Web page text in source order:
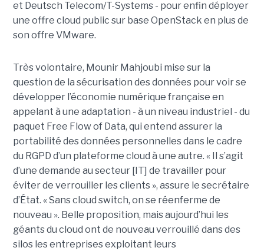
et Deutsch Telecom/T-Systems - pour enfin déployer
une offre cloud public sur base OpenStack en plus de
son offre VMware.
Très volontaire, Mounir Mahjoubi mise sur la
question de la sécurisation des données pour voir se
développer l’économie numérique française en
appelant à une adaptation - à un niveau industriel - du
paquet Free Flow of Data, qui entend assurer la
portabilité des données personnelles dans le cadre
du RGPD d’un plateforme cloud à une autre. « Il s’agit
d’une demande au secteur [IT] de travailler pour
éviter de verrouiller les clients », assure le secrétaire
d’État. « Sans cloud switch, on se réenferme de
nouveau ». Belle proposition, mais aujourd’hui les
géants du cloud ont de nouveau verrouillé dans des
silos les entreprises exploitant leurs